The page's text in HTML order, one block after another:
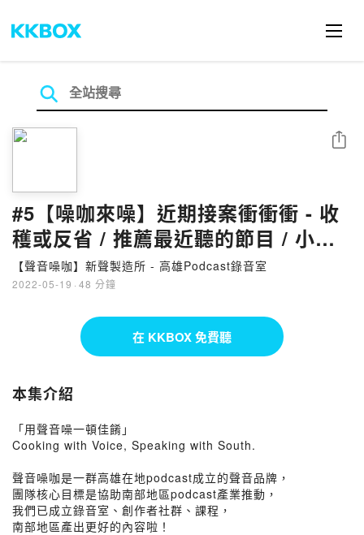
#5【噪咖來噪】近期接案衝衝衝 - 收
穫或反省 / 推薦最近聽的節目 / 小聊
一下尚不健康的Podcast產業 ft.威
廉、小P、明秀
【聲音噪咖】新聲製造所 - 高雄Podcast錄音室
2022-05-19 · 48 分鐘
分享
在 KKBOX 免費聽
本集介紹
「用聲音噪一頓佳餚」
Cooking with Voice, Speaking with South.
聲音噪咖是一群高雄在地podcast成立的聲音品牌，​
團隊核心目標是協助南部地區podcast產業推動，​
我們已成立錄音室、創作者社群、課程，​
南部地區產出更好的內容啦！​